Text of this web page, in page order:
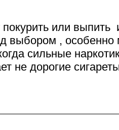
или выпить
выбором , особенно
сильные
не дорогие